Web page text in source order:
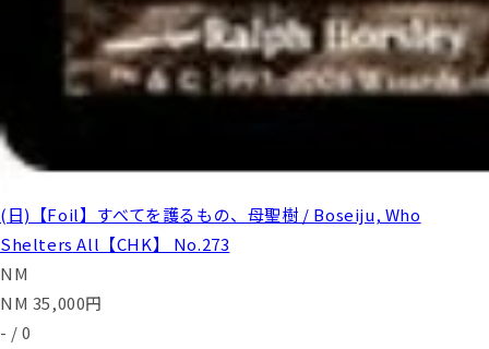
(日)【Foil】すべてを護るもの、母聖樹 / Boseiju, Who
Shelters All【CHK】 No.273
NM
NM 35,000円
- / 0